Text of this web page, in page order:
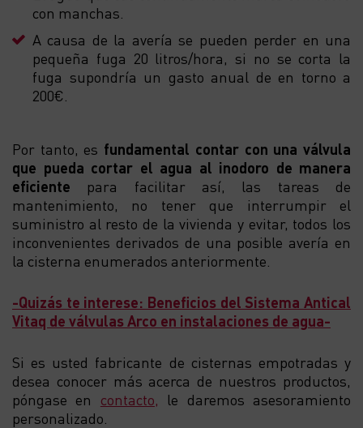
con manchas.
A causa de la avería se pueden perder en una
pequeña fuga 20 litros/hora, si no se corta la
fuga supondría un gasto anual de en torno a
200€.
Por tanto, es fundamental contar con una válvula
que pueda cortar el agua al inodoro de manera
eficiente para facilitar así, las tareas de
mantenimiento, no tener que interrumpir el
suministro al resto de la vivienda y evitar, todos los
inconvenientes derivados de una posible avería en
la cisterna enumerados anteriormente.
-Quizás te interese: Beneficios del Sistema Antical
Vitaq de válvulas Arco en instalaciones de agua-
Si es usted fabricante de cisternas empotradas y
desea conocer más acerca de nuestros productos,
póngase en contacto,
le daremos asesoramiento
personalizado.